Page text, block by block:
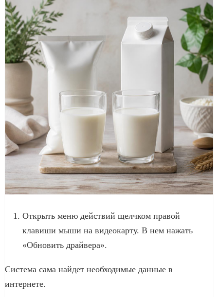
Открыть меню действий щелчком правой
клавиши мыши на видеокарту. В нем нажать
«Обновить драйвера».
Система сама найдет необходимые данные в
интернете.